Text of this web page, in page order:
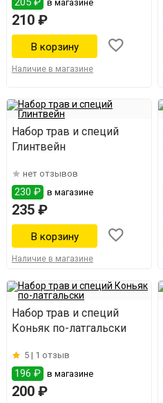
в магазине
210 ₽
Наличие в магазине
Набор трав и специй
Глинтвейн
нет отзывов
230 ₽ в магазине
235 ₽
Наличие в магазине
Набор трав и специй
Коньяк по-латгальски
5 | 1 отзыв
196 ₽ в магазине
200 ₽